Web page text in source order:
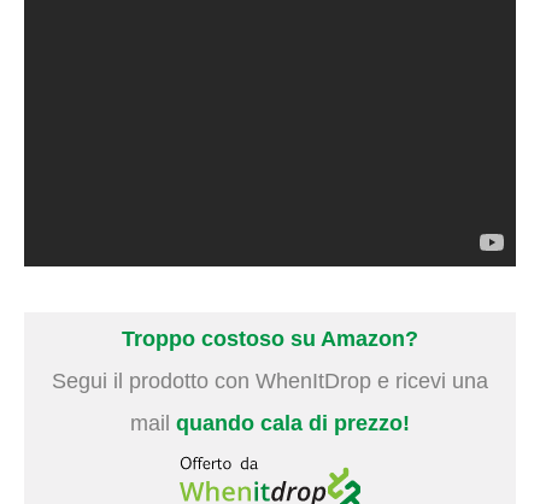
Troppo costoso su Amazon?
Segui il prodotto con WhenItDrop e ricevi una
mail quando cala di prezzo!